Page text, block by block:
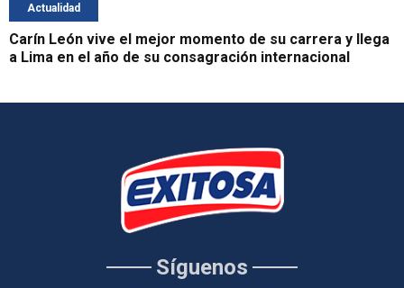
Actualidad
Carín León vive el mejor momento de su carrera y llega
a Lima en el año de su consagración internacional
Síguenos